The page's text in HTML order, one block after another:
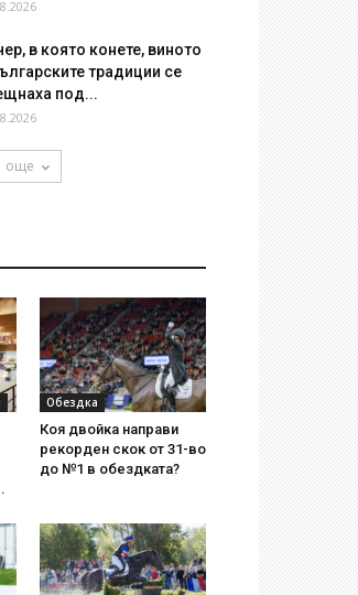
в която конете, виното
традиции се
под...
още
Обездка
Коя двойка направи
рекорден скок от 31-во
до №1 в обездката?